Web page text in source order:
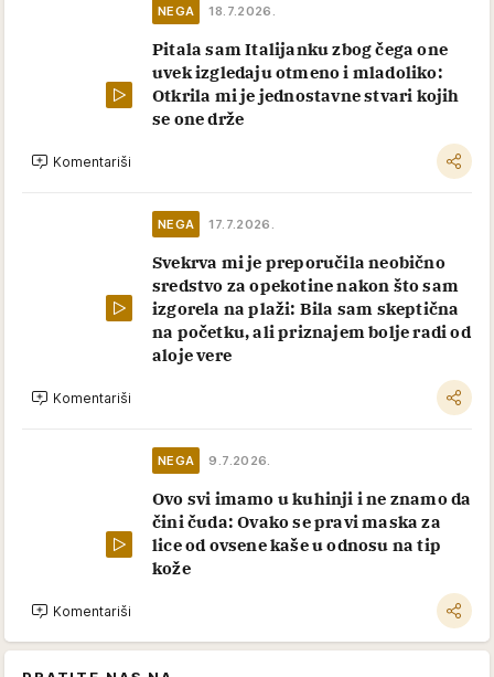
NEGA 18.7.2026.
Pitala sam Italijanku zbog čega one
uvek izgledaju otmeno i mladoliko:
Otkrila mi je jednostavne stvari kojih
se one drže
Komentariši
NEGA 17.7.2026.
Svekrva mi je preporučila neobično
sredstvo za opekotine nakon što sam
izgorela na plaži: Bila sam skeptična
na početku, ali priznajem bolje radi od
aloje vere
Komentariši
NEGA 9.7.2026.
Ovo svi imamo u kuhinji i ne znamo da
čini čuda: Ovako se pravi maska za
lice od ovsene kaše u odnosu na tip
kože
Komentariši